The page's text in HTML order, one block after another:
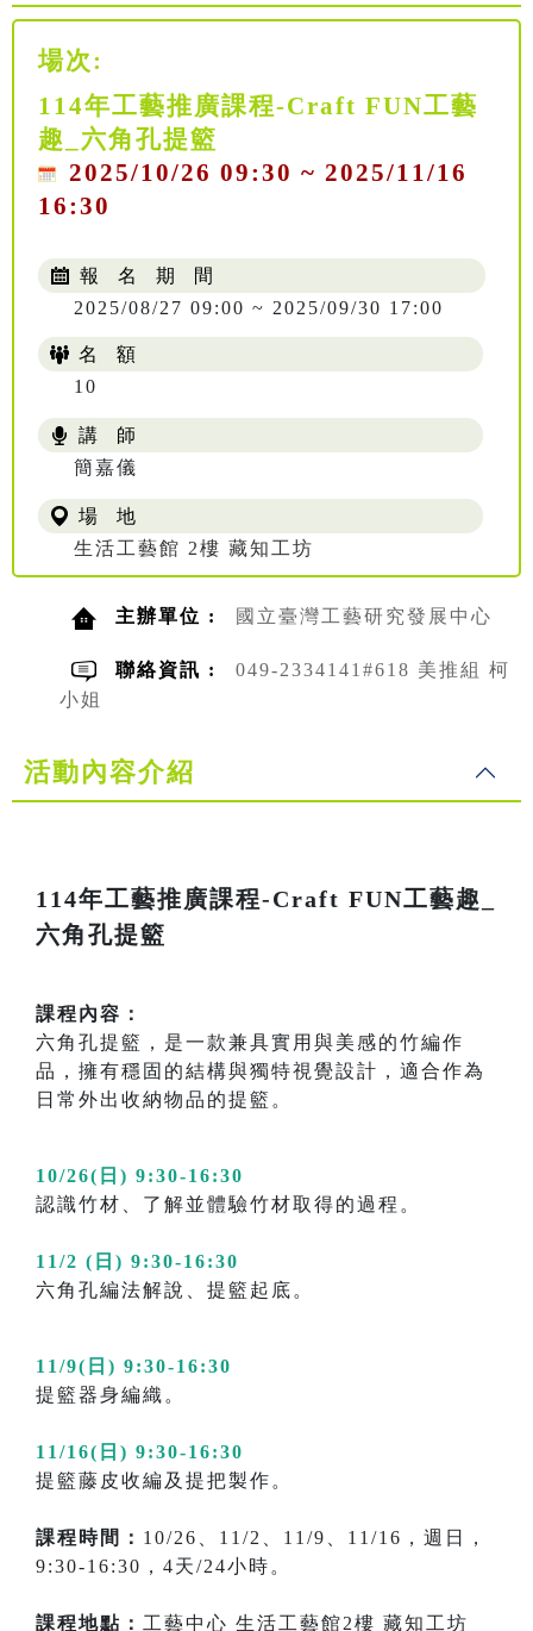
場次:
114年工藝推廣課程-Craft FUN工藝
趣_六角孔提籃
2025/10/26 09:30 ~ 2025/11/16
16:30
報 名 期 間
2025/08/27 09:00 ~ 2025/09/30 17:00
名 額
10
講 師
簡嘉儀
場 地
生活工藝館 2樓 藏知工坊
主辦單位 : 國立臺灣工藝研究發展中心
聯絡資訊 :
049-2334141#618 美推組 柯
小姐
活動內容介紹
114年工藝推廣課程-Craft FUN工藝趣_
六角孔提籃
課程內容：
六角孔提籃，是一款兼具實用與美感的竹編作
品，擁有穩固的結構與獨特視覺設計，適合作為
日常外出收納物品的提籃。
10/26(日) 9:30-16:30
認識竹材、了解並體驗竹材取得的過程。
11/2 (日) 9:30-16:30
六角孔編法解說、提籃起底。
11/9(日) 9:30-16:30
提籃器身編織。
11/16(日) 9:30-16:30
提籃藤皮收編及提把製作。
課程時間： 10/26、11/2、11/9、11/16，週日，
9:30-16:30，4天/24小時。
課程地點： 工藝中心 生活工藝館2樓 藏知工坊